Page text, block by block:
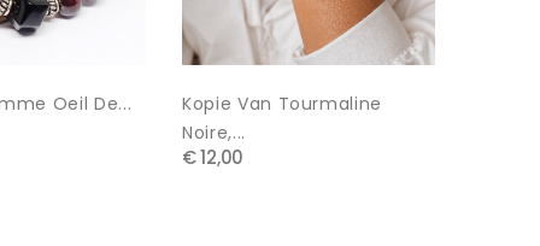
Oeil De...
Kopie Van Tourmaline
Noire,...
€ 12,00